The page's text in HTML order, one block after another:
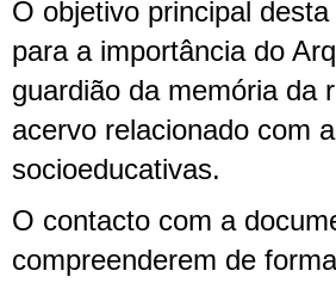
O objetivo principal
para a importância do
guardião da memória da
acervo relacionado com
socioeducativas.
O contacto com a
compreenderem de